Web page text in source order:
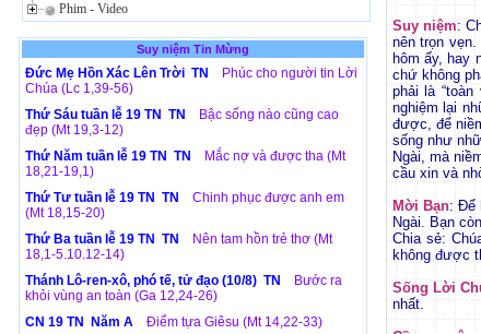
Phim - Video
Suy niệm Tin Mừng
Đức Mẹ Hồn Xác Lên Trời TN
Phúc cho người tin Lời
Chúa (Lc 1,39-56)
Thứ Sáu tuần lễ 19 TN TN
Bậc sống nào cũng cao
đẹp (Mt 19,3-12)
Thứ Năm tuần lễ 19 TN TN
Mắc nợ và được tha (Mt
18,21-19,1)
Thứ Tư tuần lễ 19 TN TN
Chinh phục được anh em
(Mt 18,15-20)
Thứ Ba tuần lễ 19 TN TN
Nên tam hồn trẻ thơ (Mt
18,1-5.10.12-14)
Thánh Lô-ren-xô, phó tế, tử đạo (10/8) TN
Bước ra
khỏi vùng an toàn (Ga 12,24-26)
CN 19 TN Năm A
Điểm tựa Giêsu (Mt 14,22-33)
Suy niệm:
nên trọn
hôm ấy, hay
chứ không
phải là
nghiệm lại
được, để
sống như
Ngài, mà
cầu xin và
Mời Bạn: Để
Ngài. Bạn
Chia sẻ:
không được
Sống Lời
nhất.